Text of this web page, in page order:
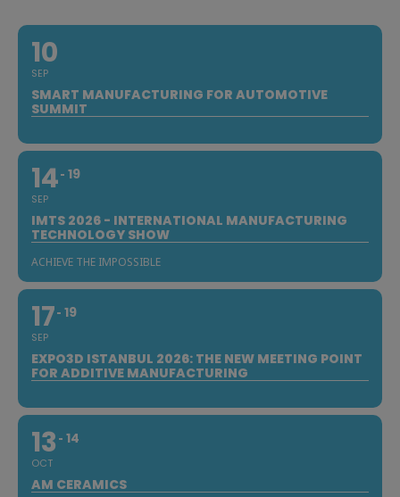
10
SEP
SMART MANUFACTURING FOR AUTOMOTIVE
SUMMIT
14
SEP
19
IMTS 2026 - INTERNATIONAL MANUFACTURING
TECHNOLOGY SHOW
ACHIEVE THE IMPOSSIBLE
17
SEP
19
EXPO3D ISTANBUL 2026: THE NEW MEETING POINT
FOR ADDITIVE MANUFACTURING
13
OCT
14
AM CERAMICS